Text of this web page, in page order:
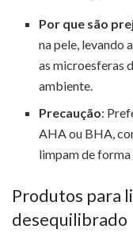
Por que são
na pele, levando
as microesferas
ambiente.
Precaução:
AHA ou BHA,
limpam de forma
Produtos para
desequilibrado